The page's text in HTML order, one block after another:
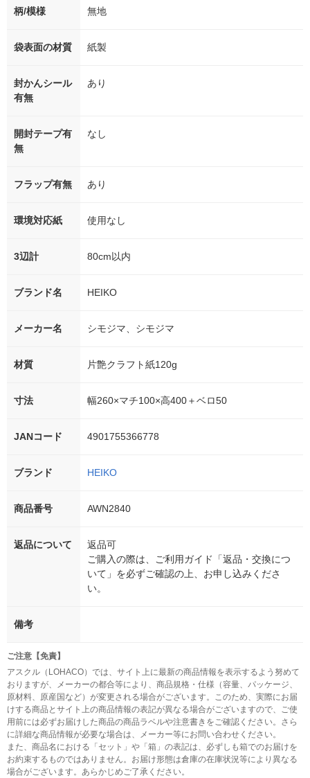
柄/模様 無地
袋表面の材質 紙製
封かんシール
有無
あり
開封テープ有
無
なし
フラップ有無 あり
環境対応紙 使用なし
3辺計 80cm以内
ブランド名 HEIKO
メーカー名 シモジマ、シモジマ
材質 片艶クラフト紙120g
寸法 幅260×マチ100×高400＋ベロ50
JANコード 4901755366778
ブランド HEIKO
商品番号 AWN2840
返品について
返品可
ご購入の際は、ご利用ガイド「返品・交換につ
いて」を必ずご確認の上、お申し込みくださ
い。
備考
ご注意【免責】
アスクル（LOHACO）では、サイト上に最新の商品情報を表示するよう努めて
おりますが、メーカーの都合等により、商品規格・仕様（容量、パッケージ、
原材料、原産国など）が変更される場合がございます。このため、実際にお届
けする商品とサイト上の商品情報の表記が異なる場合がございますので、ご使
用前には必ずお届けした商品の商品ラベルや注意書きをご確認ください。さら
に詳細な商品情報が必要な場合は、メーカー等にお問い合わせください。
また、商品名における「セット」や「箱」の表記は、必ずしも箱でのお届けを
お約束するものではありません。お届け形態は倉庫の在庫状況等により異なる
場合がございます。あらかじめご了承ください。